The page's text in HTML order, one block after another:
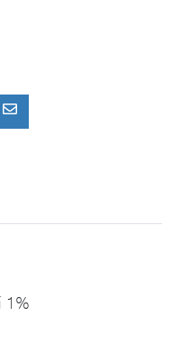
compare list
Email a friend